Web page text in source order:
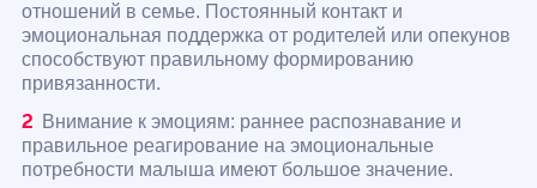
отношений в семье. Постоянный контакт и
эмоциональная поддержка от родителей или опекунов
способствуют правильному формированию
привязанности.
Внимание к эмоциям: раннее распознавание и
правильное реагирование на эмоциональные
потребности малыша имеют большое значение.